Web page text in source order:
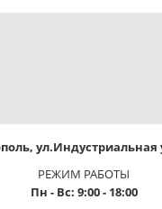
ул.Индустриальная
РЕЖИМ РАБОТЫ
Пн - Вс: 9:00 - 18:00